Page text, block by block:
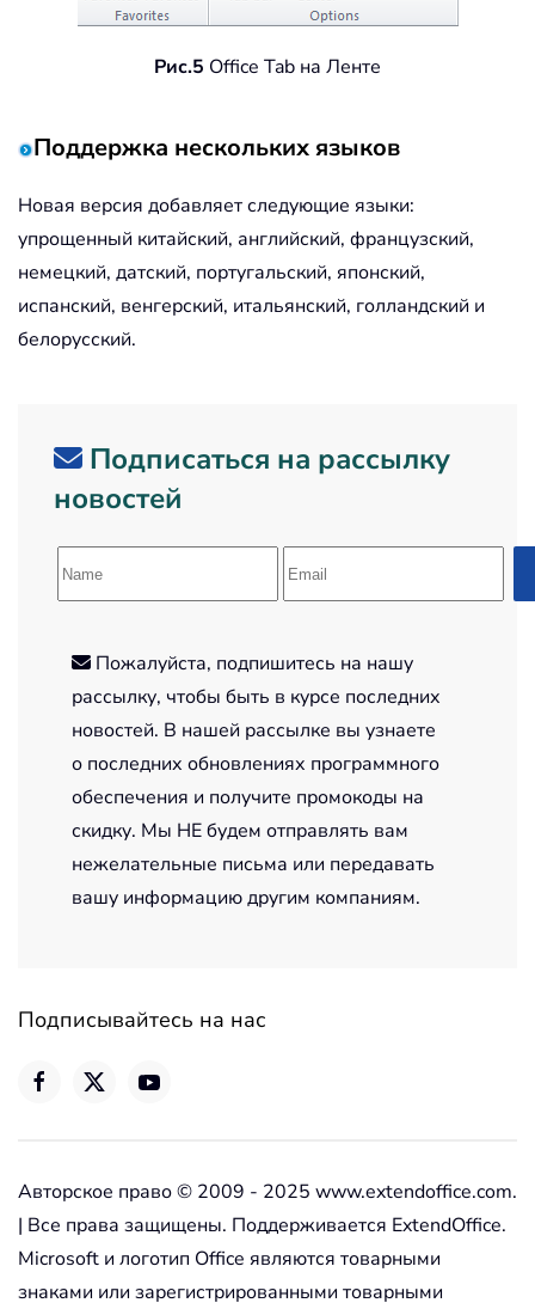
Рис.5 Office Tab на Ленте
Поддержка нескольких языков
Новая версия добавляет следующие языки:
упрощенный китайский, английский, французский,
немецкий, датский, португальский, японский,
испанский, венгерский, итальянский, голландский и
белорусский.
Подписаться на рассылку
новостей
Пожалуйста, подпишитесь на нашу
рассылку, чтобы быть в курсе последних
новостей. В нашей рассылке вы узнаете
о последних обновлениях программного
обеспечения и получите промокоды на
скидку. Мы НЕ будем отправлять вам
нежелательные письма или передавать
вашу информацию другим компаниям.
Подписывайтесь на нас
Авторское право © 2009 - 2025 www.extendoffice.com.
| Все права защищены. Поддерживается ExtendOffice.
Microsoft и логотип Office являются товарными
знаками или зарегистрированными товарными